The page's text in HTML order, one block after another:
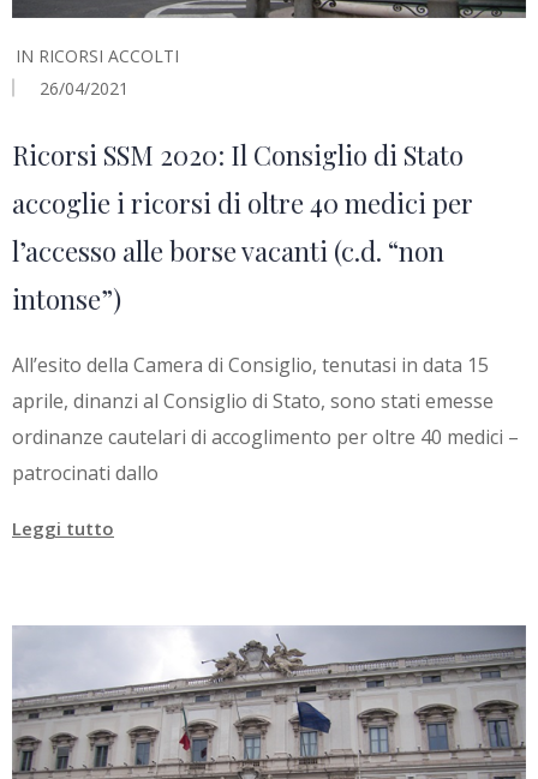
IN RICORSI ACCOLTI
26/04/2021
Ricorsi SSM 2020: Il Consiglio di Stato
accoglie i ricorsi di oltre 40 medici per
l’accesso alle borse vacanti (c.d. “non
intonse”)
All’esito della Camera di Consiglio, tenutasi in data 15
aprile, dinanzi al Consiglio di Stato, sono stati emesse
ordinanze cautelari di accoglimento per oltre 40 medici –
patrocinati dallo
Leggi tutto